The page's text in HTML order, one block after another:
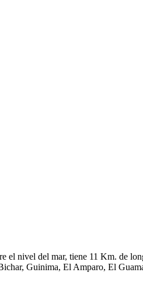
el nivel del mar, tiene 11 Km.
Guinima, El Amparo, El